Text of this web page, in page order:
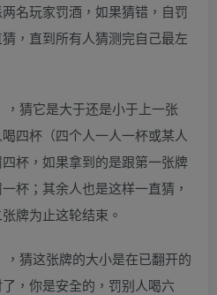
名玩家罚酒，如果猜错，自罚
，直到所有人猜测完自己最左
猜它是大于还是小于上一张
四杯（四个人一人一杯或某人
杯，如果拿到的是跟第一张牌
杯；其余人也是这样一直猜，
牌为止这轮结束。
猜这张牌的大小是在已翻开的
，你是安全的，罚别人喝六